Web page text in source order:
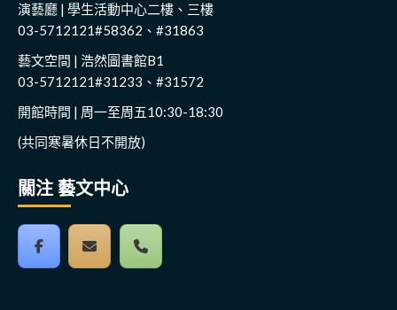
演藝廳 | 學生活動中心二樓、三樓
03-5712121#58362、#31863
藝文空間 | 浩然圖書館B1
03-5712121#31233、#31572
開館時間 | 周一至周五10:30-18:30
(共同寒暑休日不開放)
關注 藝文中心